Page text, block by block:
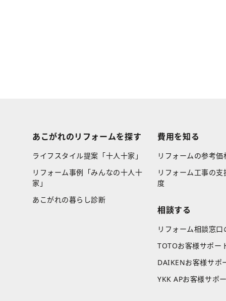
あこがれのリフォームを探す
ライフスタイル提案「十人十家」
リフォーム事例「みんなの十人十
家」
あこがれの暮らし診断
費用を知る
リフォームの参考価
リフォーム工事の
度
相談する
リフォーム相談窓
TOTOお客様サポー
DAIKENお客様サポ
YKK APお客様サポ